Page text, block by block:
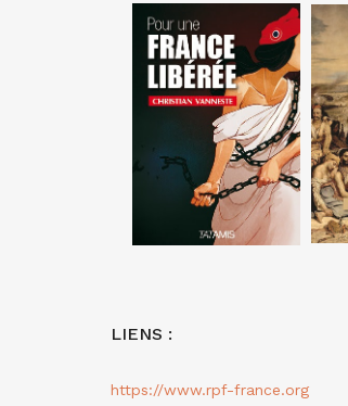
LIENS :
https://www.rpf-france.org